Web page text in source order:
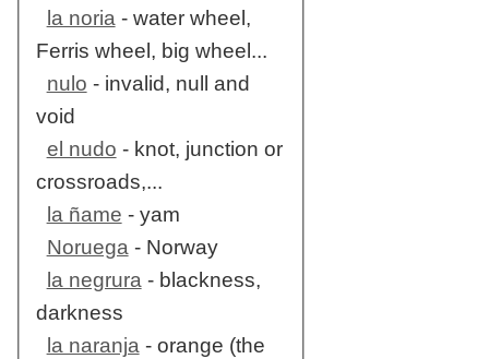
la noria - water wheel,
Ferris wheel, big wheel...
nulo - invalid, null and
void
el nudo - knot, junction or
crossroads,...
la ñame - yam
Noruega - Norway
la negrura - blackness,
darkness
la naranja - orange (the